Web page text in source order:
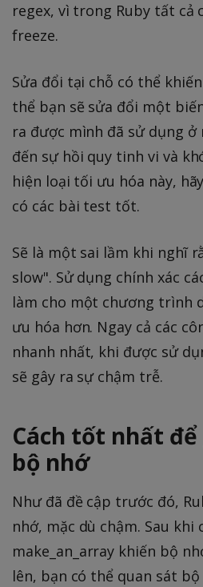
regex, vì trong Ruby tất cả
freeze.
Sửa đổi tại chỗ có thể
thể bạn sẽ sửa đổi một
ra được mình đã sử dụng ở
đến sự hồi quy tinh vi và
hiện loại tối ưu hóa này,
có các bài test tốt.
Sẽ là một sai lầm khi nghĩ
slow". Sử dụng chính xác
làm cho một chương trình
ưu hóa hơn. Ngay cả các
nhanh nhất, khi được sử
sẽ gây ra sự chậm trễ.
Cách tốt nhất
bộ nhớ
Như đã đề cập trước đó,
nhớ, mặc dù chậm. Sau
make_an_array khiến bộ
lên, bạn có thể quan sát